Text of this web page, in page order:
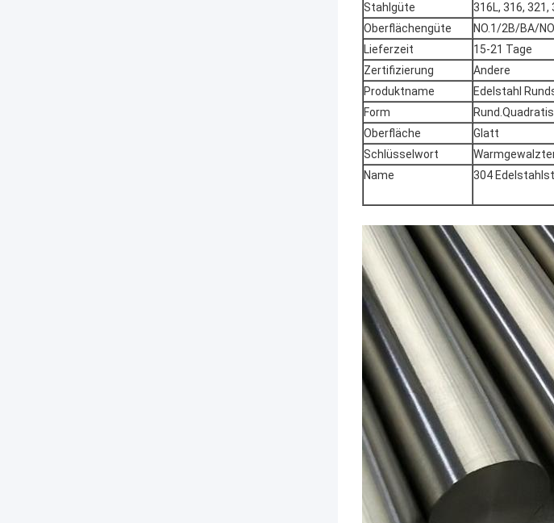
Stahlgüte
316L, 316, 321,
Oberflächengüte
NO.1/2B/BA/
Lieferzeit
15-21 Tage
Zertifizierung
Andere
Produktname
Edelstahl
Form
Oberfläche
Glatt
Schlüsselwort
Name
304